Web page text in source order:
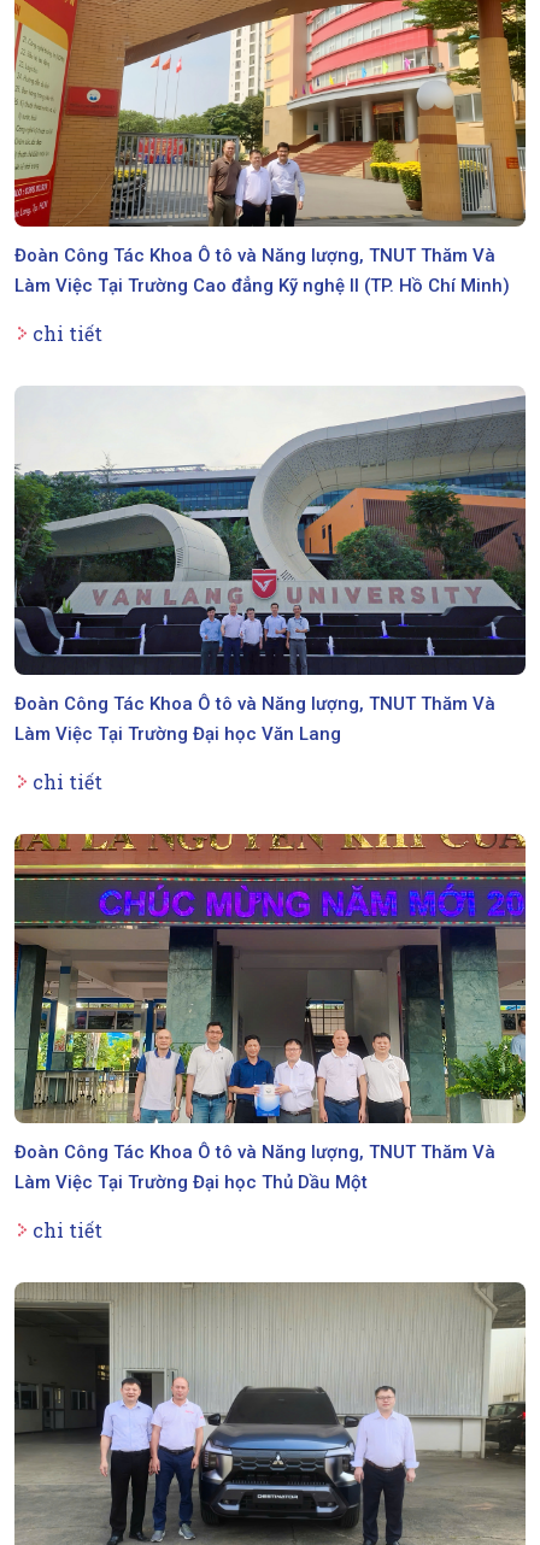
Đoàn Công Tác Khoa Ô tô và Năng lượng, TNUT Thăm Và
Làm Việc Tại Trường Cao đẳng Kỹ nghệ II (TP. Hồ Chí Minh)
chi tiết
Đoàn Công Tác Khoa Ô tô và Năng lượng, TNUT Thăm Và
Làm Việc Tại Trường Đại học Văn Lang
chi tiết
Đoàn Công Tác Khoa Ô tô và Năng lượng, TNUT Thăm Và
Làm Việc Tại Trường Đại học Thủ Dầu Một
chi tiết